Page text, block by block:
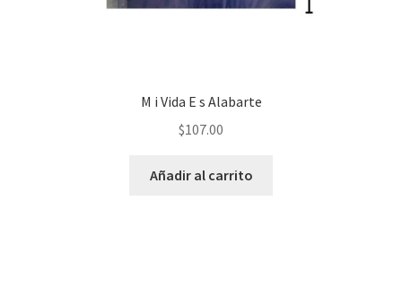
M i Vida E s Alabarte
$107.00
Añadir al carrito